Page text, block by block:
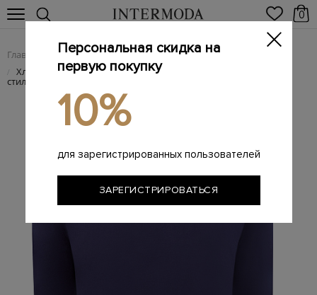
0
Главная Мужчинам / Одежда / Футболки
/ Хлопковый джемпер с короткими рукавами и отделкой в
стиле ретро
Персональная скидка на
первую покупку
10%
для зарегистрированных пользователей
ЗАРЕГИСТРИРОВАТЬСЯ